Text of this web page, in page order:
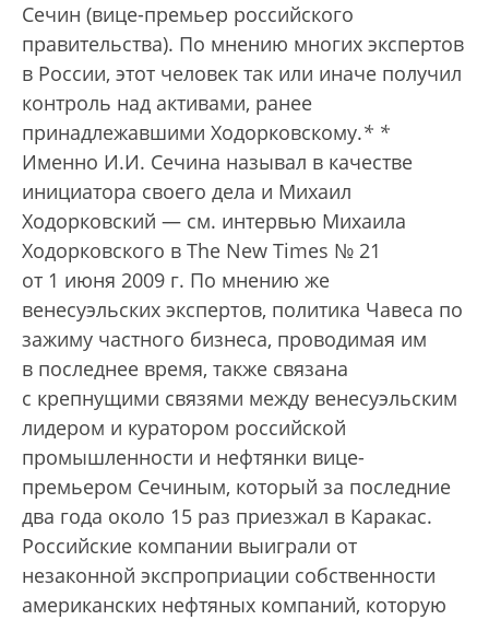
Сечин (вице-премьер российского
правительства). По мнению многих экспертов
в России, этот человек так или иначе получил
контроль над активами, ранее
принадлежавшими Ходорковскому.* *
Именно И.И. Сечина называл в качестве
инициатора своего дела и Михаил
Ходорковский — см. интервью Михаила
Ходорковского в The New Times № 21
от 1 июня 2009 г. По мнению же
венесуэльских экспертов, политика Чавеса по
зажиму частного бизнеса, проводимая им
в последнее время, также связана
с крепнущими связями между венесуэльским
лидером и куратором российской
промышленности и нефтянки вице-
премьером Сечиным, который за последние
два года около 15 раз приезжал в Каракас.
Российские компании выиграли от
незаконной экспроприации собственности
американских нефтяных компаний, которую